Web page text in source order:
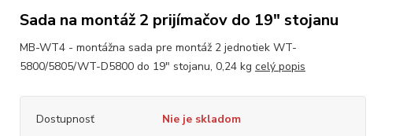
Sada na montáž 2 prijímačov do 19" stojanu
MB-WT4 - montážna sada pre montáž 2 jednotiek WT-
5800/5805/WT-D5800 do 19" stojanu, 0,24 kg celý popis
Dostupnosť Nie je skladom